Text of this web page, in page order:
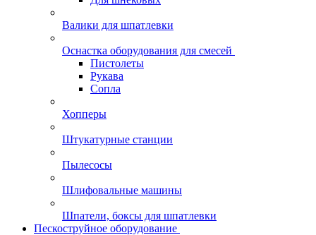
Валики для шпатлевки
Оснастка оборудования для смесей
Пистолеты
Рукава
Сопла
Хопперы
Штукатурные станции
Пылесосы
Шлифовальные машины
Шпатели, боксы для шпатлевки
Пескоструйное оборудование